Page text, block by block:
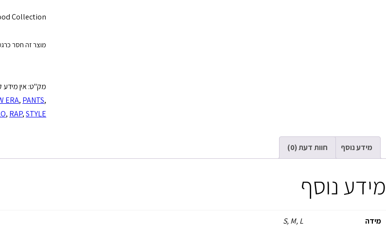
Collection
מוצר זה חסר כרגע
מק"ט:אין מידע
ERA, PANTS,
, RAP,STYLE
מידע נוסף חוות דעת (0)
מידע נוסף
מידה S, M, L